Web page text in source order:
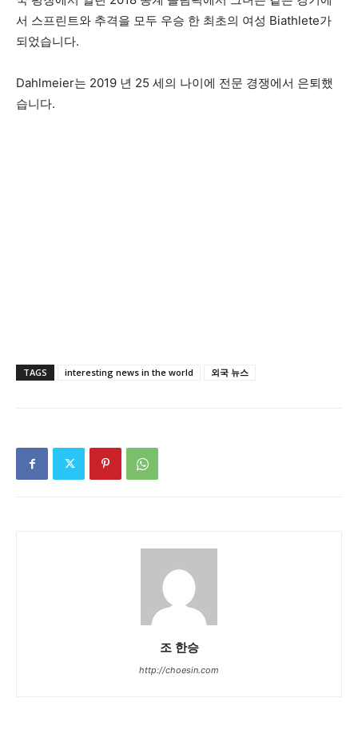
서 스프린트와 추격을 모두 우승 한 최초의 여성 Biathlete가
되었습니다.
Dahlmeier는 2019 년 25 세의 나이에 전문 경쟁에서 은퇴했
습니다.
TAGS interesting news in the world 외국 뉴스
조 한승
http://choesin.com